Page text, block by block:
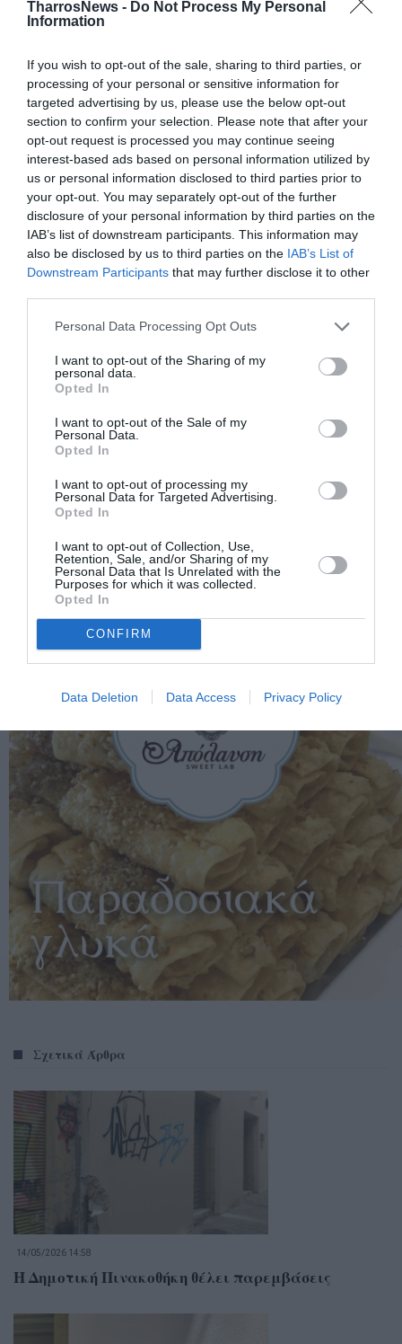
TharrosNews - Do Not Process My Personal
Information
If you wish to opt-out of the sale, sharing to third parties, or
processing of your personal or sensitive information for
targeted advertising by us, please use the below opt-out
section to confirm your selection. Please note that after your
opt-out request is processed you may continue seeing
interest-based ads based on personal information utilized by
us or personal information disclosed to third parties prior to
your opt-out. You may separately opt-out of the further
disclosure of your personal information by third parties on the
IAB’s list of downstream participants. This information may
also be disclosed by us to third parties on the IAB’s List of
Downstream Participants that may further disclose it to other
Personal Data Processing Opt Outs
I want to opt-out of the Sharing of my
personal data.
Opted In
I want to opt-out of the Sale of my
Personal Data.
Opted In
I want to opt-out of processing my
Personal Data for Targeted Advertising.
Opted In
I want to opt-out of Collection, Use,
Retention, Sale, and/or Sharing of my
Personal Data that Is Unrelated with the
Purposes for which it was collected.
Opted In
CONFIRM
Data Deletion Data Access Privacy Policy
πολιτισμό και τα εικαστικά.
TAGS: ΔΗΜΟΤΙΚΗ ΠΙΝΑΚΟΘΗΚΗ
Facebook Twitter
Σχετικά Άρθρα
14/05/2026 14:58
Η Δημοτική Πινακοθήκη θέλει παρεμβάσεις